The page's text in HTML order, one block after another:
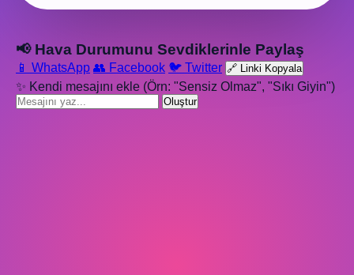
📢 Hava Durumunu Sevdiklerinle Paylaş
📱 WhatsApp 👥 Facebook 🐦 Twitter 🔗 Linki Kopyala
✨ Kendi mesajını ekle (Örn: "Sensiz Olmaz", "Sıkı Giyin")
Oluştur